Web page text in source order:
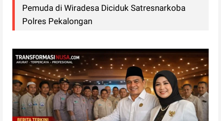
Pemuda di Wiradesa Diciduk Satresnarkoba
Polres Pekalongan